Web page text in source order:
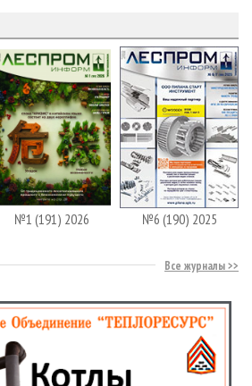
№1 (191) 2026 №6 (190) 2025
Все журналы